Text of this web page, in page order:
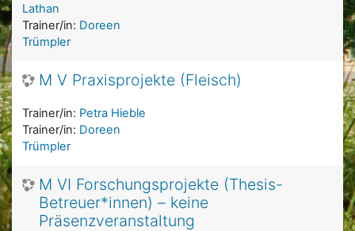
Lathan
Trainer/in: Doreen
Trümpler
M V Praxisprojekte (Fleisch)
Trainer/in: Petra Hieble
Trainer/in: Doreen
Trümpler
M VI Forschungsprojekte (Thesis-
Betreuer*innen) – keine
Präsenzveranstaltung